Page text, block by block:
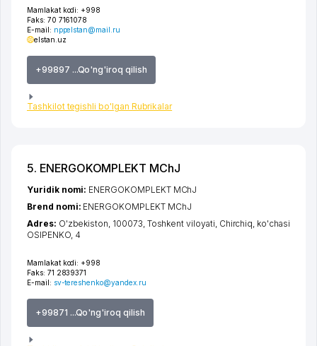
Mamlakat kodi: +998
Faks: 70 7161078
E-mail: nppelstan@mail.ru
elstan.uz
+99897 ...Qo'ng'iroq qilish
Tashkilot tegishli bo'lgan Rubrikalar
5. ENERGOKOMPLEKT MChJ
Mamlakat kodi: +998
Faks: 71 2839371
E-mail: sv-tereshenko@yandex.ru
+99871 ...Qo'ng'iroq qilish
Yuridik nomi: ENERGOKOMPLEKT MChJ
Brend nomi: ENERGOKOMPLEKT MChJ
Adres: O'zbekiston, 100073, Toshkent viloyati Chirchiq ko'chasi
OSIPENKO, 4